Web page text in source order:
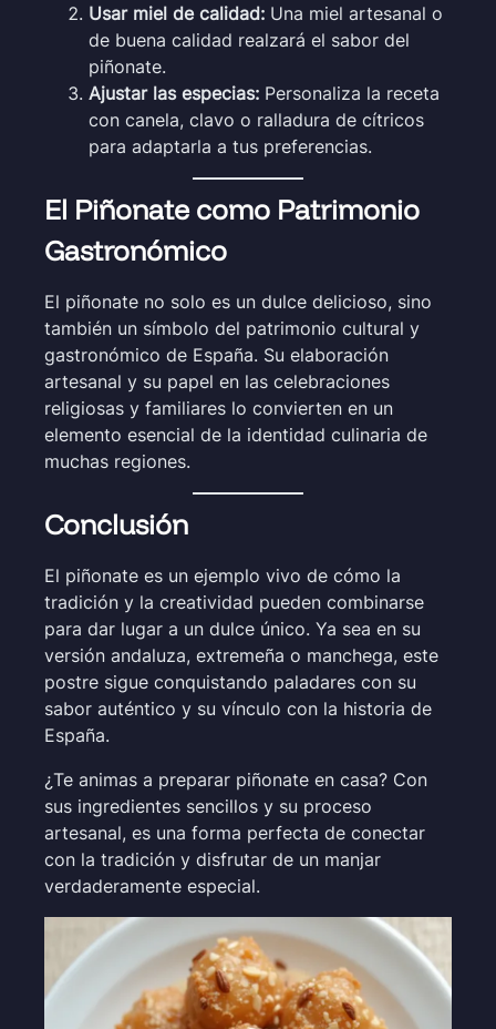
Usar miel de calidad: Una miel artesanal o
de buena calidad realzará el sabor del
piñonate.
Ajustar las especias: Personaliza la receta
con canela, clavo o ralladura de cítricos
para adaptarla a tus preferencias.
El Piñonate como Patrimonio
Gastronómico
El piñonate no solo es un dulce delicioso, sino
también un símbolo del patrimonio cultural y
gastronómico de España. Su elaboración
artesanal y su papel en las celebraciones
religiosas y familiares lo convierten en un
elemento esencial de la identidad culinaria de
muchas regiones.
Conclusión
El piñonate es un ejemplo vivo de cómo la
tradición y la creatividad pueden combinarse
para dar lugar a un dulce único. Ya sea en su
versión andaluza, extremeña o manchega, este
postre sigue conquistando paladares con su
sabor auténtico y su vínculo con la historia de
España.
¿Te animas a preparar piñonate en casa? Con
sus ingredientes sencillos y su proceso
artesanal, es una forma perfecta de conectar
con la tradición y disfrutar de un manjar
verdaderamente especial.